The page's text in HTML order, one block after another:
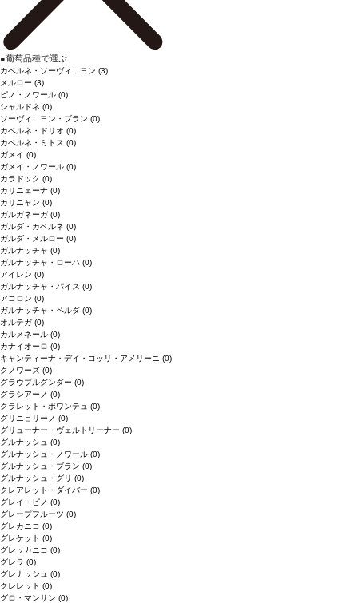
●葡萄品種で選ぶ
カベルネ・ソーヴィニヨン (3)
メルロー (3)
ピノ・ノワール (0)
シャルドネ (0)
ソーヴィニヨン・ブラン (0)
カベルネ・ドリオ (0)
カベルネ・ミトス (0)
ガメイ (0)
ガメイ・ノワール (0)
カラドック (0)
カリニェーナ (0)
カリニャン (0)
ガルガネーガ (0)
ガルダ・カベルネ (0)
ガルダ・メルロー (0)
ガルナッチャ (0)
ガルナッチャ・ローハ (0)
アイレン (0)
ガルナッチャ・パイス (0)
アコロン (0)
ガルナッチャ・ペルダ (0)
オルテガ (0)
カルメネール (0)
カナイオーロ (0)
キャンティーナ・デイ・コッリ・アメリーニ (0)
クノワーズ (0)
グラウブルグンダー (0)
グラシアーノ (0)
クラレット・ボワンテュ (0)
グリニョリーノ (0)
グリューナー・ヴェルトリーナー (0)
グルナッシュ (0)
グルナッシュ・ノワール (0)
グルナッシュ・ブラン (0)
グルナッシュ・グリ (0)
クレアレット・ダイバー (0)
グレイ・ピノ (0)
グレープフルーツ (0)
グレカニコ (0)
グレケット (0)
グレッカニコ (0)
グレラ (0)
グレナッシュ (0)
クレレット (0)
グロ・マンサン (0)